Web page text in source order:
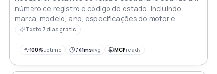
número de registro e código de estado, incluindo
marca, modelo, ano, especificações do motor e
informações adicionais do veículo
Teste 7 dias gratis
100%uptime 741msavg MCPready